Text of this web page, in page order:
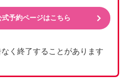
式予約ページはこちら
く終了することがあります